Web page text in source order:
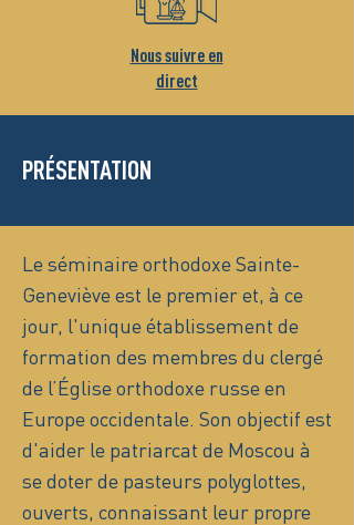
Nous suivre en
direct
PRÉSENTATION
Le séminaire orthodoxe Sainte-
Geneviève est le premier et, à ce
jour, l'unique établissement de
formation des membres du clergé
de l’Église orthodoxe russe en
Europe occidentale. Son objectif est
d'aider le patriarcat de Moscou à
se doter de pasteurs polyglottes,
ouverts, connaissant leur propre